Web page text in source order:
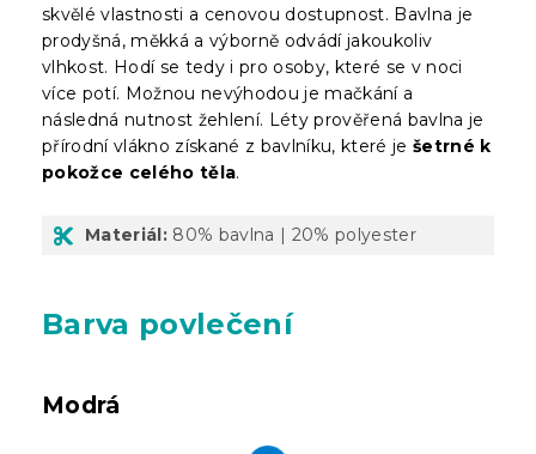
skvělé vlastnosti a cenovou dostupnost. Bavlna je
prodyšná, měkká a výborně odvádí jakoukoliv
vlhkost. Hodí se tedy i pro osoby, které se v noci
více potí. Možnou nevýhodou je mačkání a
následná nutnost žehlení. Léty prověřená bavlna je
přírodní vlákno získané z bavlníku, které je šetrné k
pokožce celého těla.
Materiál: 80% bavlna | 20% polyester
Barva povlečení
Modrá